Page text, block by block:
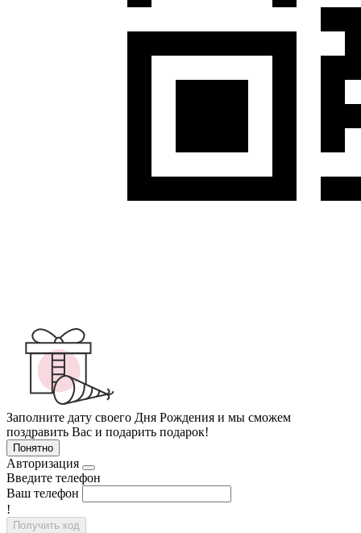
Заполните дату своего Дня Рождения и мы сможем
поздравить Вас и подарить подарок!
Понятно
Авторизация
Введите телефон
Ваш телефон
!
Получить код